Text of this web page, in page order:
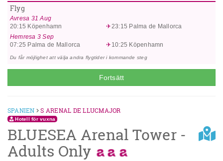
luftkonditionering, WiFi (mot avgift), TV, telefon, kassafack (mot avgift),
badrum och hårtork (mot avgift). OBS! Vissa faciliteter kan vara stängda
eller avgiftsbelagda beroende på årstid eller väderlek. Om man väljer 'All
Inclusive': I All Inclusive ingår alla måltider (frukost, lunch, middag och
snacks), måltidsdrycker som läsk, öl, vin, vatten och spritdrycker av lokala
märken. Drycker serveras vanligen från morgon/förmiddag till sen kväll
vissa hotell ingår även aktivitetsprogram Adress: Sa Jordana, 20, 07560
Mallorca, Cala Millor, Spanien
Flyg
Avresa 31 Aug
20:15 Köpenhamn 23:15 Palma de Mallorca
Hemresa 3 Sep
07:25 Palma de Mallorca 10:25 Köpenhamn
Du får möjlighet att välja andra flygtider i kommande steg
Fortsätt
SPANIEN S ARENAL DE LLUCMAJOR
Hotell för vuxna
BLUESEA Arenal Tower -
Adults Only